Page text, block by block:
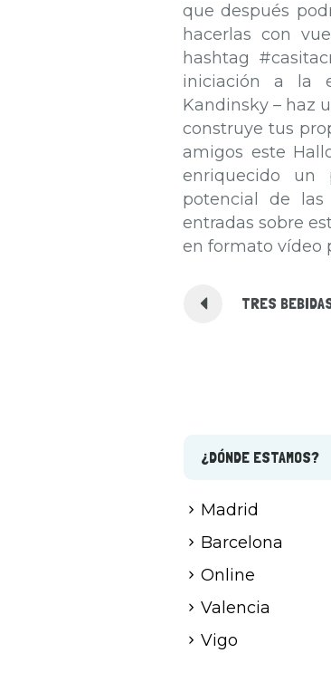
que después
hacerlas con
hashtag
iniciación a la
Kandinsky – haz
construye tus
amigos este
enriquecido un
potencial de las
entradas sobre
en formato vídeo
TRES
¿DÓNDE ESTAMOS?
Madrid
Barcelona
Online
Valencia
Vigo